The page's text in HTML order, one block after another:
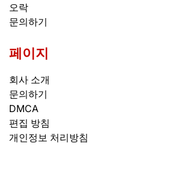
오락
문의하기
페이지
회사 소개
문의하기
DMCA
편집 방침
개인정보 처리방침